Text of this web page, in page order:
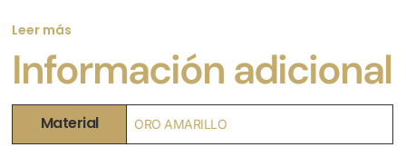
Leer más
Información adicional
Material ORO AMARILLO